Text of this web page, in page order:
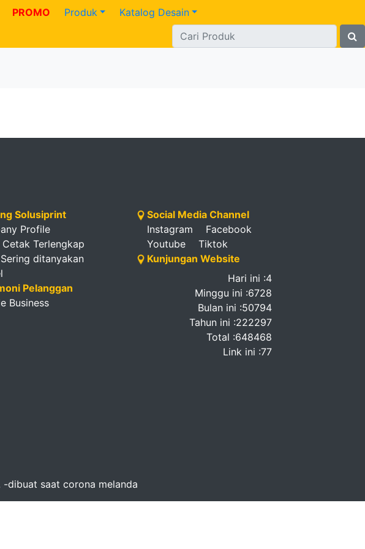
PROMO Produk Katalog Desain
Solusiprint
Profile
Cetak Terlengkap
ditanyakan
Pelanggan
Business
Social Media Channel
Instagram
Facebook
Youtube
Tiktok
Kunjungan Website
Hari ini :4
Minggu ini :6728
Bulan ini :50794
Tahun ini :222297
Total :648468
Link ini :77
dibuat saat corona melanda